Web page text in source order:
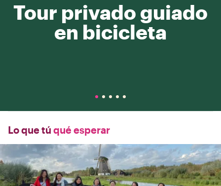
Tour privado guiado
en bicicleta
Lo que tú qué esperar